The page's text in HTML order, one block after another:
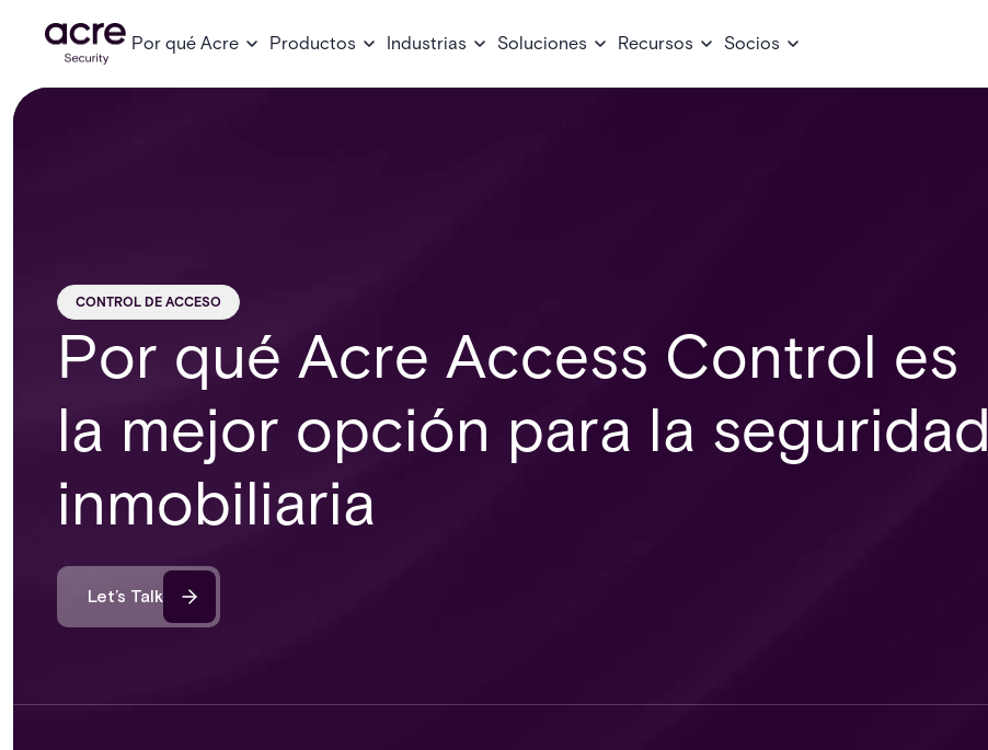
Por qué Acre Productos Industrias Soluciones Recursos Socios
CONTROL DE ACCESO
Por qué Acre Access Control es
la mejor opción para la seguridad
inmobiliaria
Let’s Talk